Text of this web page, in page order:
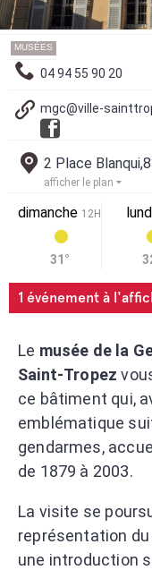
MUSÉES
04 94 55 90 20
mgc@ville-
2 Place
afficher le plan
dimanche 12H
31°
1 événement à
Le musée de la
Saint-Tropez
ce bâtiment qui,
emblématique
gendarmes,
de 1879 à 2003.
La visite se
représentation
une introduction